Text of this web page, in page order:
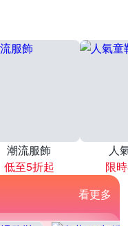
潮流服飾
低至5折起
人
限
看更多